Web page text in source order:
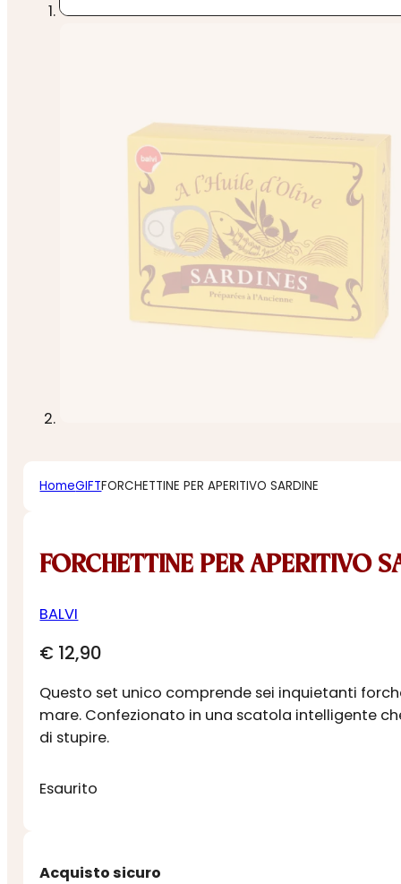
HomeGIFTFORCHETTINE PER APERITIVO SARDINE
FORCHETTINE PER APERITIVO
BALVI
€ 12,90
Questo set unico comprende sei inquietanti
mare. Confezionato in una scatola intelligente
di stupire.
Esaurito
Acquisto sicuro